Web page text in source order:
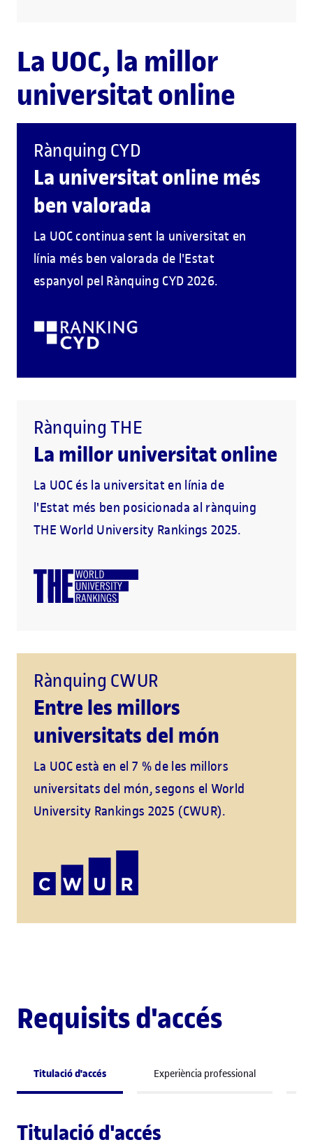
La UOC, la millor
universitat online
Rànquing CYD
La universitat online més
ben valorada
La UOC continua sent la universitat en
línia més ben valorada de l'Estat
espanyol pel Rànquing CYD 2026.
Rànquing THE
La millor universitat online
La UOC és la universitat en línia de
l'Estat més ben posicionada al rànquing
THE World University Rankings 2025.
Rànquing CWUR
Entre les millors
universitats del món
La UOC està en el 7 % de les millors
universitats del món, segons el World
University Rankings 2025 (CWUR).
Requisits d'accés
Titulació d'accés Experiència professional
Titulació d'accés